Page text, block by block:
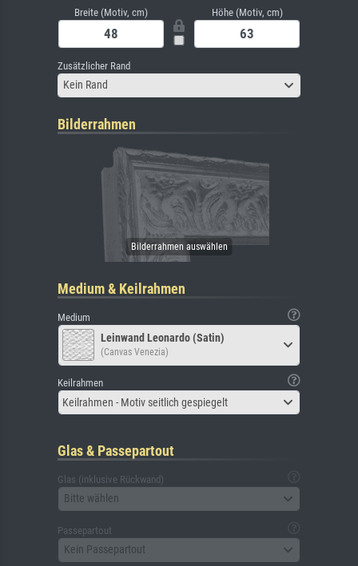
Breite (Motiv, cm) Höhe (Motiv, cm)
Zusätzlicher Rand
Kein Rand
Bilderrahmen
Medium & Keilrahmen
Medium
Leinwand Leonardo (Satin)
(Canvas Venezia)
Keilrahmen
Keilrahmen - Motiv seitlich gespiegelt
Glas & Passepartout
Glas (inklusive Rückwand)
Bitte wählen
Passepartout
Kein Passepartout